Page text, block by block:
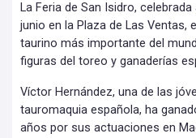
La Feria de San Isidro,
junio en la Plaza de Las Ventas,
taurino más importante del
figuras del toreo y ganaderías
Víctor Hernández, una de las
tauromaquia española, ha
años por sus actuaciones en